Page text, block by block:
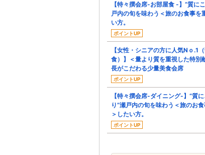
【特々撰会席-お部屋食 -】“質に
戸内の旬を味わう＜旅のお食事を
い方。
ポイントUP
【女性・シニアの方に人気Nｏ.1
食）】＜量より質を重視した特別
長がこだわる少量美食会席
ポイントUP
【特々撰会席-ダイニング-】“質
り”瀬戸内の旬を味わう＜旅のお
＞したい方。
ポイントUP